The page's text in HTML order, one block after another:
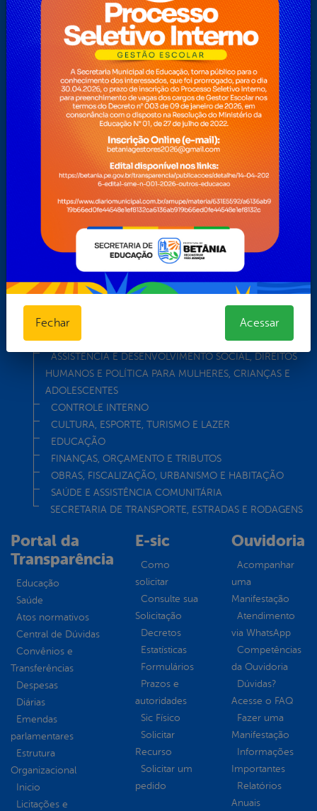
Mapa do Site
Nota Fiscal Eletrônica
Notícias
O Prefeito
Ouvidoria
Perguntas Frequentes
Pesquisa
Pesquisas
Plano Nacional Aldir Blanc – PNAB
Teclas de Acessibilidades
Telefones Úteis
Transparência 2
Turismo
Transparência
Secretarias
ADMINISTRAÇÃO
AGRICULTURA, REFORMA AGRÁRIA E RECURSOS
HÍDRICOS
ASSISTÊNCIA E DESENVOLVIMENTO SOCIAL, DIREITOS
HUMANOS E POLÍTICA PARA MULHERES, CRIANÇAS E
ADOLESCENTES
CONTROLE INTERNO
CULTURA, ESPORTE, TURISMO E LAZER
EDUCAÇÃO
FINANÇAS, ORÇAMENTO E TRIBUTOS
OBRAS, FISCALIZAÇÃO, URBANISMO E HABITAÇÃO
SAÚDE E ASSISTÊNCIA COMUNITÁRIA
SECRETARIA DE TRANSPORTE, ESTRADAS E RODAGENS
Portal da
Transparência
Educação
Saúde
Atos normativos
Central de Dúvidas
Convênios e
Transferências
Despesas
Diárias
Emendas
parlamentares
Estrutura
Organizacional
Inicio
Licitações e
E-sic
Como
solicitar
Consulte sua
Solicitação
Decretos
Estatísticas
Formulários
Prazos e
autoridades
Sic Físico
Solicitar
Recurso
Solicitar um
pedido
Ouvidoria
Acompanhar
uma
Manifestação
Atendimento
via WhatsApp
Competências
da Ouvidoria
Dúvidas?
Acesse o FAQ
Fazer uma
Manifestação
Informações
Importantes
Relatórios
Anuais
Fechar Acessar